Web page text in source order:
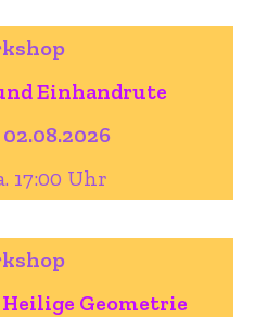
Einhandrute
17:00 Uhr
Geometrie